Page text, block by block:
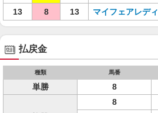
13
8 13 マイフェアレディ
払戻金
種類 馬番
単勝 8
8